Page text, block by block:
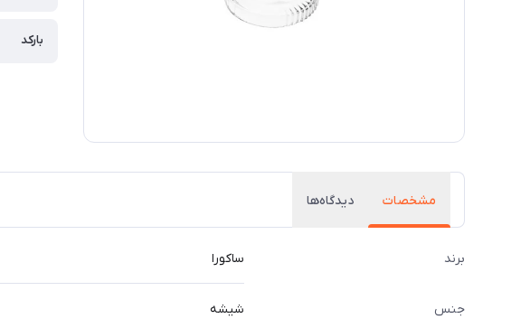
بارکد
مشخصات دیدگاه‌ها
برند ساکورا
جنس شیشه